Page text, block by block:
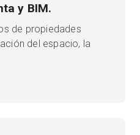
y BIM.
de propiedades
del espacio, la